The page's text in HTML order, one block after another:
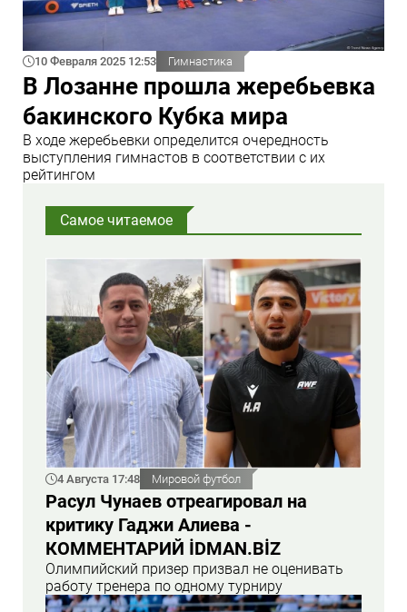
10 Февраля 2025 12:53 Гимнастика
В Лозанне прошла жеребьевка
бакинского Кубка мира
В ходе жеребьевки определится очередность
выступления гимнастов в соответствии с их
рейтингом
Самое читаемое
4 Августа 17:48 Мировой футбол
Расул Чунаев отреагировал на
критику Гаджи Алиева -
КОММЕНТАРИЙ İDMAN.BİZ
Олимпийский призер призвал не оценивать
работу тренера по одному турниру